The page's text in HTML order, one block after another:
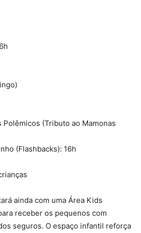
Polêmicos (Tributo ao Mamonas
(Flashbacks): 16h
ainda com uma Área Kids
receber os pequenos com
seguros. O espaço infantil reforça